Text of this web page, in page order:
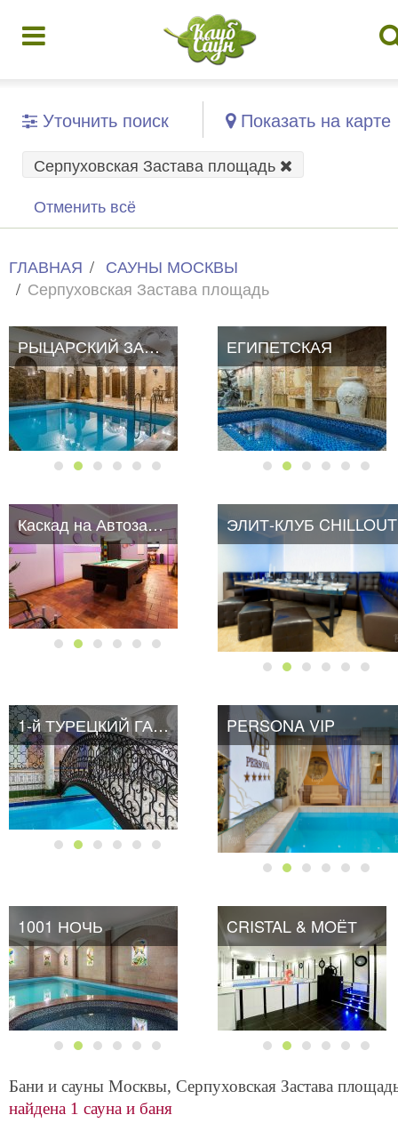
Уточнить поиск Показать на карте
Серпуховская Застава площадь
Отменить всё
ГЛАВНАЯ
САУНЫ МОСКВЫ
Серпуховская Застава площадь
РЫЦАРСКИЙ ЗАМОК ЕГИПЕТСКАЯ
Каскад на Автозаводской ЭЛИТ-КЛУБ CHILLOUT
1-й ТУРЕЦКИЙ ГАМБИТ PERSONA VIP
1001 НОЧЬ CRISTAL & MOЁТ
CRISTAL & MOЁТ
Бани и сауны Москвы, Серпуховская Застава
найдена 1 сауна и баня